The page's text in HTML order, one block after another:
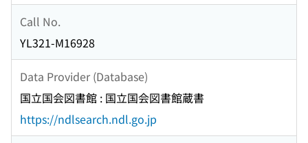
Call No.
YL321-M16928
Data Provider (Database)
国立国会図書館 : 国立国会図書館蔵書
https://ndlsearch.ndl.go.jp